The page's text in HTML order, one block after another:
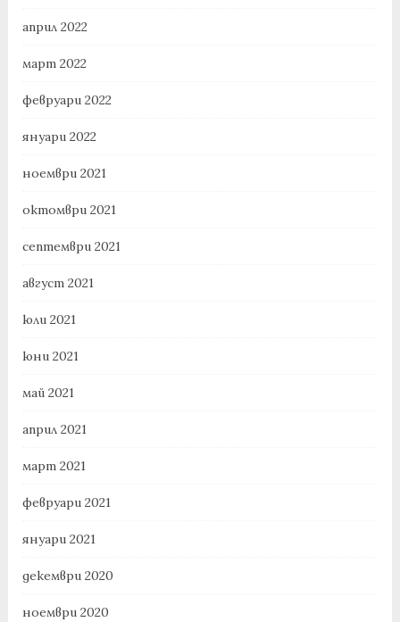
април 2022
март 2022
февруари 2022
януари 2022
ноември 2021
октомври 2021
септември 2021
август 2021
юли 2021
юни 2021
май 2021
април 2021
март 2021
февруари 2021
януари 2021
декември 2020
ноември 2020